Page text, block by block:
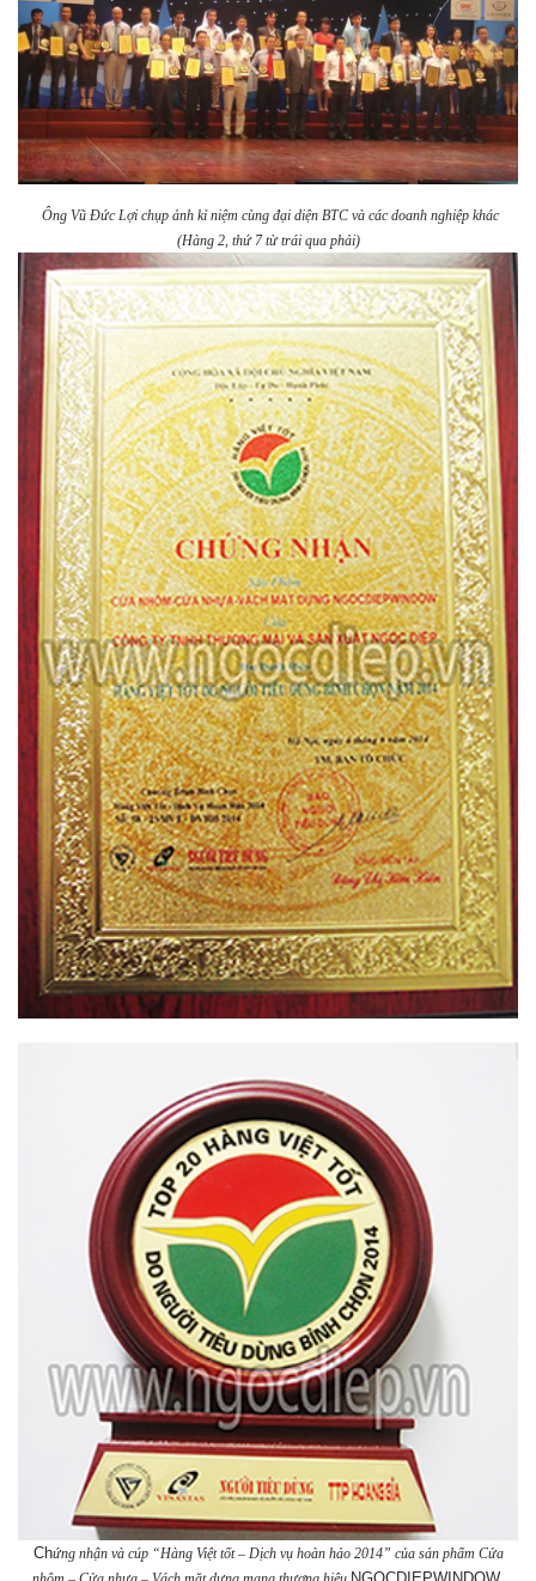
Ông Vũ Đức Lợi chụp ảnh kỉ niệm cùng đại diện BTC và các doanh nghiệp khác
(Hàng 2, thứ 7 từ trái qua phải)
Chứng nhận và cúp “Hàng Việt tốt – Dịch vụ hoàn hảo 2014” của sản phẩm Cửa